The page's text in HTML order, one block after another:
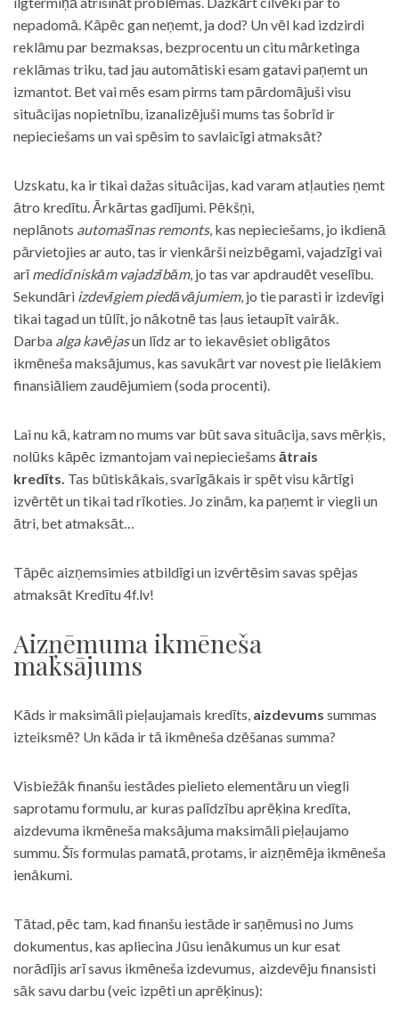
nepadomā. Kāpēc gan neņemt, ja dod? Un vēl kad izdzirdi
reklāmu par bezmaksas, bezprocentu un citu mārketinga
reklāmas triku, tad jau automātiski esam gatavi paņemt un
izmantot. Bet vai mēs esam pirms tam pārdomājuši visu
situācijas nopietnību, izanalizējuši mums tas šobrīd ir
nepieciešams un vai spēsim to savlaicīgi atmaksāt?
Uzskatu, ka ir tikai dažas situācijas, kad varam atļauties ņemt
ātro kredītu. Ārkārtas gadījumi. Pēkšņi,
neplānots automašīnas remonts, kas nepieciešams, jo ikdienā
pārvietojies ar auto, tas ir vienkārši neizbēgami, vajadzīgi vai
arīmedicīniskām vajadzībām, jo tas var apdraudēt veselību.
Sekundāri izdevīgiem piedāvājumiem, jo tie parasti ir izdevīgi
tikai tagad un tūlīt, jo nākotnē tas ļaus ietaupīt vairāk.
Darba alga kavējasun līdz ar to iekavēsiet obligātos
ikmēneša maksājumus, kas savukārt var novest pie lielākiem
finansiāliem zaudējumiem (soda procenti).
Lai nu kā, katram no mums var būt sava situācija, savs mērķis,
nolūks kāpēc izmantojam vai nepieciešams ātrais
kredīts. Tas būtiskākais, svarīgākais ir spēt visu kārtīgi
izvērtēt un tikai tad rīkoties. Jo zinām, ka paņemt ir viegli un
ātri, bet atmaksāt…
Tāpēc aizņemsimies atbildīgi un izvērtēsim savas spējas
atmaksāt Kredītu 4f.lv!
Aizņēmuma ikmēneša
maksājums
Kāds ir maksimāli pieļaujamais kredīts, aizdevums summas
izteiksmē? Un kāda ir tā ikmēneša dzēšanas summa?
Visbiežāk finanšu iestādes pielieto elementāru un viegli
saprotamu formulu, ar kuras palīdzību aprēķina kredīta,
aizdevuma ikmēneša maksājuma maksimāli pieļaujamo
summu. Šīs formulas pamatā, protams, ir aizņēmēja ikmēneša
ienākumi.
Tātad, pēc tam, kad finanšu iestāde ir saņēmusi no Jums
dokumentus, kas apliecina Jūsu ienākumus un kur esat
norādījis arī savus ikmēneša izdevumus, aizdevēju finansisti
sāk savu darbu (veic izpēti un aprēķinus):